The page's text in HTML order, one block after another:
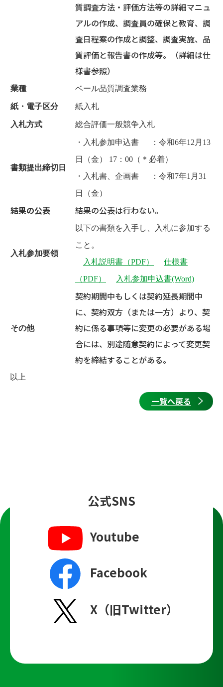
質調査方法・評価方法等の詳細マニュ
アルの作成、調査員の確保と教育、調
査日程案の作成と調整、調査実施、品
質評価と報告書の作成等。（詳細は仕
様書参照）
業種 ベール品質調査業務
紙・電子区分 紙入札
入札方式 総合評価一般競争入札
書類提出締切日
・入札参加申込書 ：令和6年12月13
日（金） 17：00（＊必着）
・入札書、企画書 ：令和7年1月31
日（金）
結果の公表 結果の公表は行わない。
入札参加要領
以下の書類を入手し、入札に参加する
こと。
入札説明書（PDF）
仕様書
（PDF）
入札参加申込書(Word)
その他
契約期間中もしくは契約延長期間中
に、契約双方（または一方）より、契
約に係る事項等に変更の必要がある場
合には、別途随意契約によって変更契
約を締結することがある。
以上
一覧へ戻る
公式SNS
Youtube
Facebook
X（旧Twitter）